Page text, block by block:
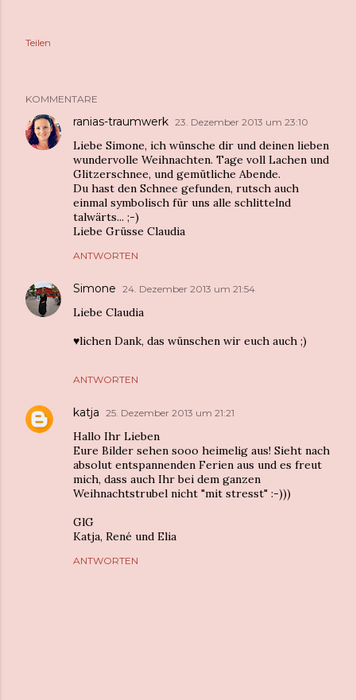
Teilen
KOMMENTARE
ranias-traumwerk 23. Dezember 2013 um 23:10
Liebe Simone, ich wünsche dir und deinen lieben
wundervolle Weihnachten. Tage voll Lachen und
Glitzerschnee, und gemütliche Abende.
Du hast den Schnee gefunden, rutsch auch
einmal symbolisch für uns alle schlittelnd
talwärts... ;-)
Liebe Grüsse Claudia
ANTWORTEN
Simone 24. Dezember 2013 um 21:54
Liebe Claudia
♥︎lichen Dank, das wünschen wir euch auch ;)
ANTWORTEN
katja 25. Dezember 2013 um 21:21
Hallo Ihr Lieben
Eure Bilder sehen sooo heimelig aus! Sieht nach
absolut entspannenden Ferien aus und es freut
mich, dass auch Ihr bei dem ganzen
Weihnachtstrubel nicht "mit stresst" :-)))
GlG
Katja, René und Elia
ANTWORTEN